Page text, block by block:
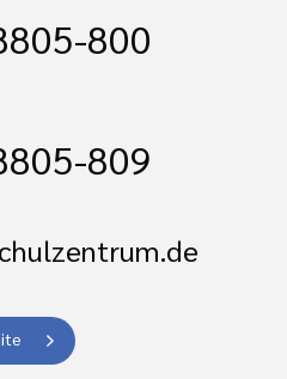
800
809